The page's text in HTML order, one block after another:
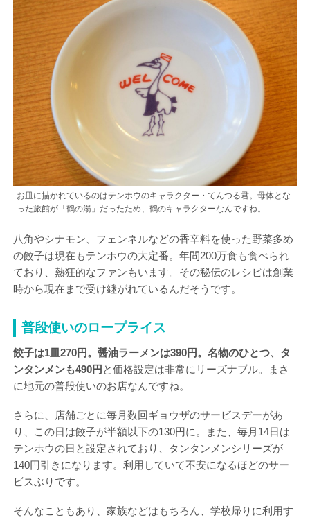
お皿に描かれているのはテンホウのキャラクター・てんつる君。母体とな
った旅館が「鶴の湯」だったため、鶴のキャラクターなんですね。
八角やシナモン、フェンネルなどの香辛料を使った野菜多め
の餃子は現在もテンホウの大定番。年間200万食も食べられ
ており、熱狂的なファンもいます。その秘伝のレシピは創業
時から現在まで受け継がれているんだそうです。
普段使いのロープライス
餃子は1皿270円。醤油ラーメンは390円。名物のひとつ、タ
ンタンメンも490円 と価格設定は非常にリーズナブル。まさ
に地元の普段使いのお店なんですね。
さらに、店舗ごとに毎月数回ギョウザのサービスデーがあ
り、この日は餃子が半額以下の130円に。また、毎月14日は
テンホウの日と設定されており、タンタンメンシリーズが
140円引きになります。利用していて不安になるほどのサー
ビスぶりです。
そんなこともあり、家族などはもちろん、学校帰りに利用す